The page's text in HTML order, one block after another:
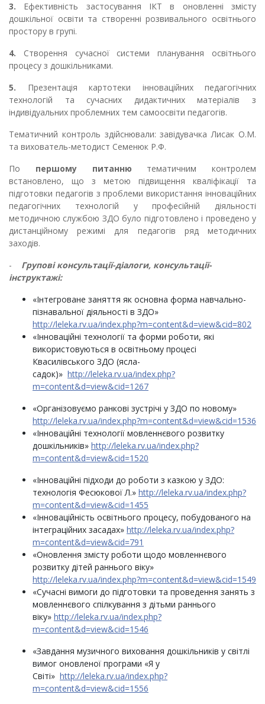
3. Ефективність застосування ІКТ в оновленні змісту
дошкільної освіти та створенні розвивального освітнього
простору в групі.
4. Створення сучасної системи планування освітнього
процесу з дошкільниками.
5. Презентація картотеки інноваційних педагогічних
технологій та сучасних дидактичних матеріалів з
індивідуальних проблемних тем самоосвіти педагогів.
Тематичний контроль здійснювали: завідувачка Лисак О.М.
та вихователь-методист Семенюк Р.Ф.
По першому питанню тематичним контролем
встановлено, що з метою підвищення кваліфікації та
підготовки педагогів з проблеми використання інноваційних
педагогічних технологій у професійній діяльності
методичною службою ЗДО було підготовлено і проведено у
дистанційному режимі для педагогів ряд методичних
заходів.
-
Групові консультації-діалоги, консультації-
інструктажі:
«Інтегроване заняття як основна форма навчально-
пізнавальної діяльності в ЗДО»
http://leleka.rv.ua/index.php?m=content&d=view&cid=802
«Інноваційні технології та форми роботи, які
використовуються в освітньому процесі
Квасилівського ЗДО (ясла-
садок)» http://leleka.rv.ua/index.php?
m=content&d=view&cid=1267
«Організовуємо ранкові зустрічі у ЗДО по новому»
http://leleka.rv.ua/index.php?m=content&d=view&cid=1536
«Інноваційні технології мовленнєвого розвитку
дошкільників» http://leleka.rv.ua/index.php?
m=content&d=view&cid=1520
«Інноваційні підходи до роботи з казкою у ЗДО:
технологія Фесюкової Л.» http://leleka.rv.ua/index.php?
m=content&d=view&cid=1455
«Інноваційність освітнього процесу, побудованого на
інтеграційних засадах» http://leleka.rv.ua/index.php?
m=content&d=view&cid=791
«Оновлення змісту роботи щодо мовленнєвого
розвитку дітей раннього віку»
http://leleka.rv.ua/index.php?m=content&d=view&cid=1549
«Сучасні вимоги до підготовки та проведення занять з
мовленнєвого спілкування з дітьми раннього
віку» http://leleka.rv.ua/index.php?
m=content&d=view&cid=1546
«Завдання музичного виховання дошкільників у світлі
вимог оновленої програми «Я у
Світі» http://leleka.rv.ua/index.php?
m=content&d=view&cid=1556